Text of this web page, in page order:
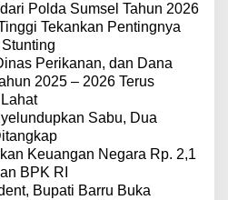
Polda Sumsel Tahun 2026
Tekankan Pentingnya
Perikanan, dan Dana
2025 – 2026 Terus
Sabu, Dua
Keuangan Negara Rp. 2,1
BPK RI
Bupati Barru Buka